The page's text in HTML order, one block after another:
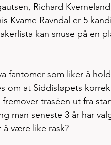
Richard
Kvame Ravndal er 5
kan snuse på en
fantomer som liker å
om at Siddisløpets
traséen ut fra
man seneste 3 år har
være like rask?